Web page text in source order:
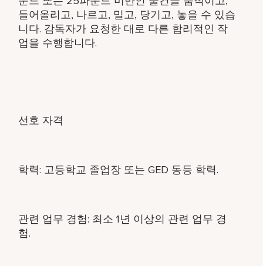
들어올리고, 나르고, 밀고, 당기고, 놓을 수 있습
니다. 감독자가 요청한 대로 다른 합리적인 작
업을 수행합니다.
선호 자격
학력: 고등학교 졸업장 또는 GED 동등 학력.
관련 업무 경험: 최소 1년 이상의 관련 업무 경
험.